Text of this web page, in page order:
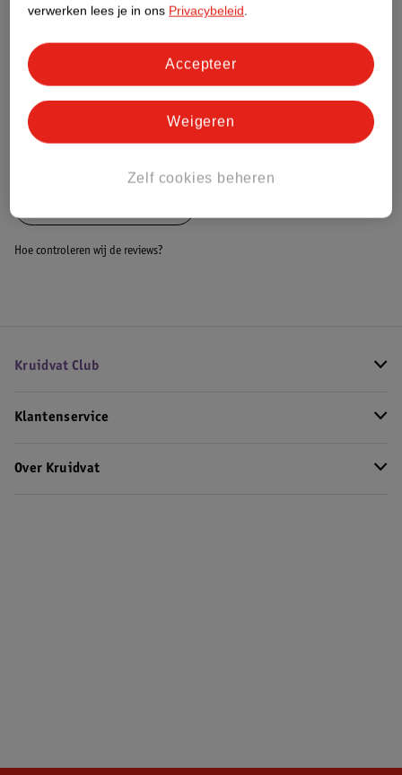
Impact Score.
Bestel & Bezorginformatie
Hoe controleren wij de reviews?
Kruidvat Club
Klantenservice
Over Kruidvat
verwerken lees je in ons Privacybeleid.
Zelf cookies beheren
Weigeren
Accepteer